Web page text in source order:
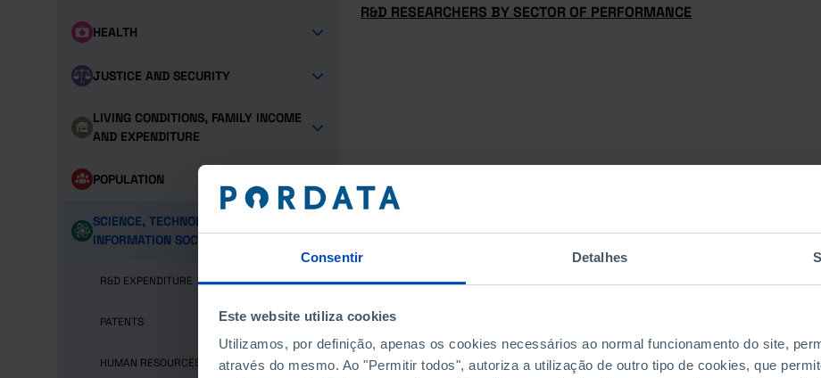
Consentir Detalhes
Este website utiliza cookies
Utilizamos, por definição, apenas os cookies necessários ao normal funcionamento do site,
através do mesmo. Ao "Permitir todos", autoriza a utilização de outro tipo de cookies, que
HEALTH
JUSTICE AND SECURITY
LIVING CONDITIONS, FAMILY INCOME
AND EXPENDITURE
POPULATION
SCIENCE, TECHNOLOGY AND
INFORMATION SOCIETY
R&D EXPENDITURE
PATENTS
HUMAN RESOURCES
R&D RESEARCHERS BY SECTOR OF PERFORMANCE